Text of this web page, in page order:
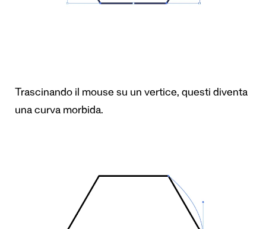
Trascinando il mouse su un vertice, questi diventa
una curva morbida.